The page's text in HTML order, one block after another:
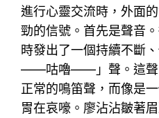
進行心靈交流時，外面
勁的信號。首先是聲音
時發出了一個持續不斷
——咕嚕——」聲。這聲
正常的鳴笛聲，而像是
胃在哀嚎。廖沾沾皺著